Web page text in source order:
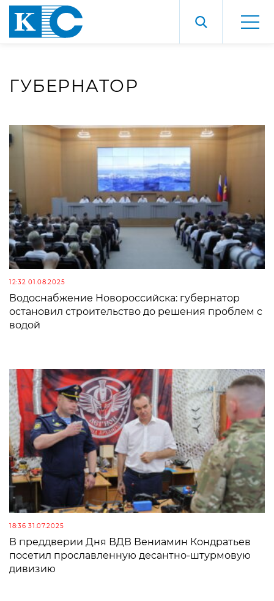
ГУБЕРНАТОР
12:32 01.08.2025
Водоснабжение Новороссийска: губернатор
остановил строительство до решения проблем с
водой
18:36 31.07.2025
В преддверии Дня ВДВ Вениамин Кондратьев
посетил прославленную десантно-штурмовую
дивизию